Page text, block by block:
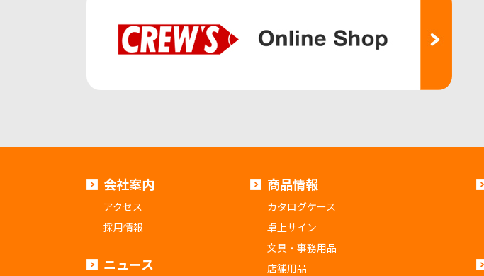
会社案内
アクセス
採用情報
ニュース
商品情報
カタログケース
卓上サイン
文具・事務用品
店舗用品